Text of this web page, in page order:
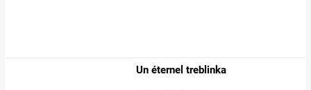
Un éternel treblinka